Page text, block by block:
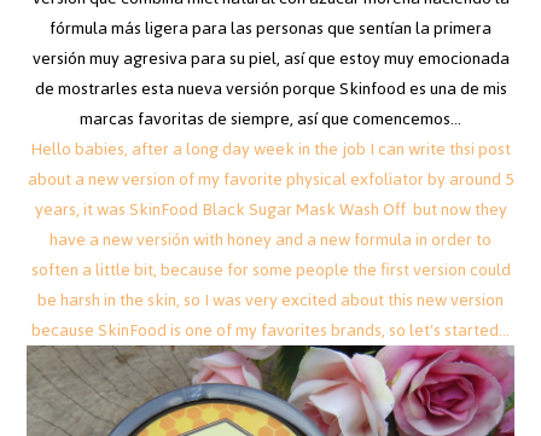
fórmula más ligera para las personas que sentían la primera
versión muy agresiva para su piel, así que estoy muy emocionada
de mostrarles esta nueva versión porque Skinfood es una de mis
marcas favoritas de siempre, así que comencemos...
Hello babies, after a long day week in the job I can write thsi post
about a new version of my favorite physical exfoliator by around 5
years, it was SkinFood Black Sugar Mask Wash Off but now they
have a new versión with honey and a new formula in order to
soften a little bit, because for some people the first version could
be harsh in the skin, so I was very excited about this new version
because SkinFood is one of my favorites brands, so let's started...